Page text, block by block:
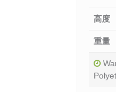
高度
重量